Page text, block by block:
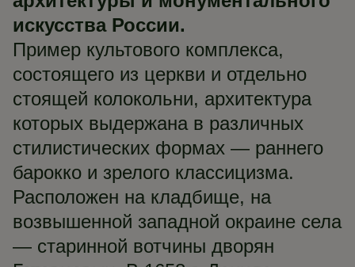
искусства России.
Пример культового комплекса,
состоящего из церкви и отдельно
стоящей колокольни, архитектура
которых выдержана в различных
стилистических формах — раннего
барокко и зрелого классицизма.
Расположен на кладбище, на
возвышенной западной окраине села
— старинной вотчины дворян